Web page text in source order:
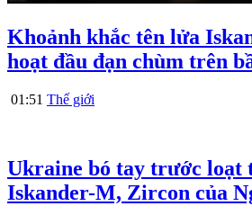
Khoảnh khắc tên lửa
hoạt đầu đạn chùm trên
01:51 Thế giới
Ukraine bó tay trước loạt
Iskander-M, Zircon của